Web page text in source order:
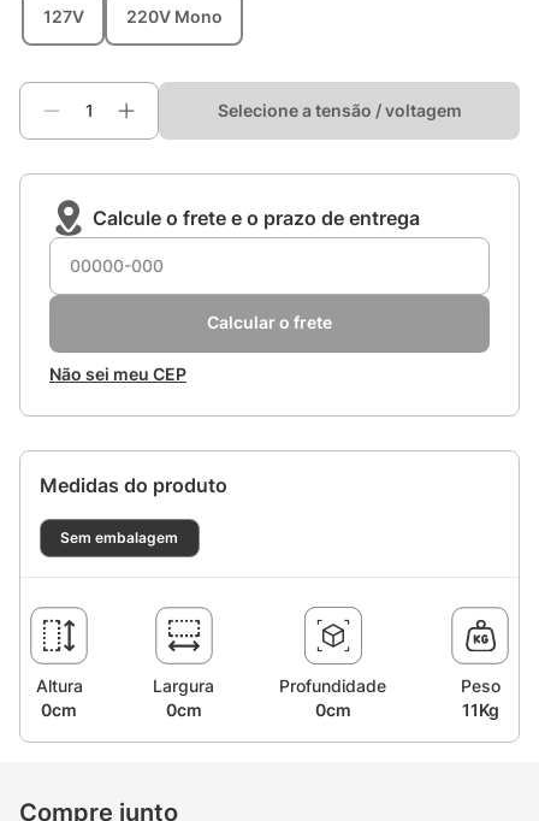
127V 220V Mono
Selecione a tensão / voltagem
Calcule o frete e o prazo de entrega
Calcular o frete
Não sei meu CEP
Medidas do produto
Sem embalagem
Altura
0cm
Largura
0cm
Profundidade
0cm
Peso
11Kg
Compre junto